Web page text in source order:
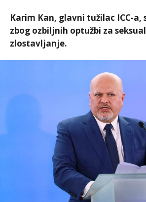
Karim Kan, glavni tužilac ICC-a,
zbog ozbiljnih optužbi za
zlostavljanje.